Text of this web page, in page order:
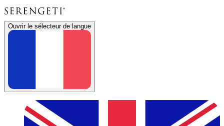
Ouvrir le sélecteur de langue